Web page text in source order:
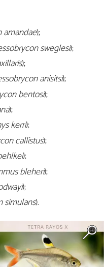
amandae);
sweglesi);
);
anisitsi);
bentosi);
);
kerri);
callistus);
);
bleheri);
);
simulans).